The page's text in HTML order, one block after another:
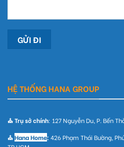
HỆ THỐNG HANA GROUP
⛪ Trụ sở chính: 127 Nguyễn Du, P. Bến
⛪Hana Home: 426 Phạm Thái Bường,